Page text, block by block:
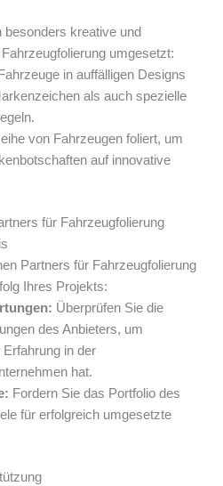
besonders kreative und
umgesetzt:
in auffälligen Designs
als auch spezielle
von Fahrzeugen foliert, um
auf innovative
für Fahrzeugfolierung
Partners für Fahrzeugfolierung
Ihres Projekts:
Überprüfen Sie die
des Anbieters, um
in der
hat.
Fordern Sie das Portfolio des
für erfolgreich umgesetzte